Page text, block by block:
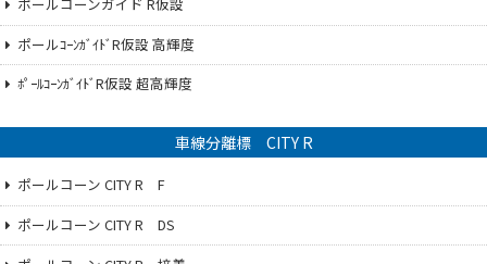
ポールｺｰﾝｶﾞｲﾄﾞR仮設 高輝度
ﾎﾟｰﾙｺｰﾝｶﾞｲﾄﾞR仮設 超高輝度
車線分離標 CITY R
ポールコーン CITY R F
ポールコーン CITY R DS